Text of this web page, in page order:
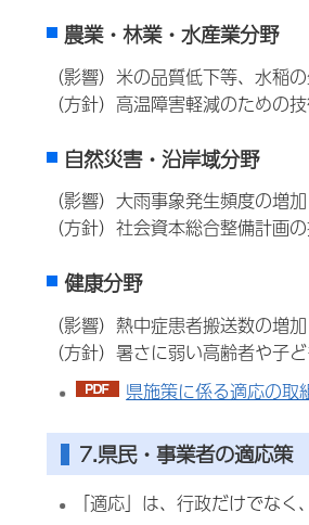
農業・林業・水産業分野
（影響）米の品質低下等、水稲
（方針）高温障害軽減のための
自然災害・沿岸域分野
（影響）大雨事象発生頻度の増加
（方針）社会資本総合整備計画
健康分野
（影響）熱中症患者搬送数の増加
（方針）暑さに弱い高齢者や子
県施策に係る適応の
7.県民・事業者の適応策
「適応」は、行政だけでな